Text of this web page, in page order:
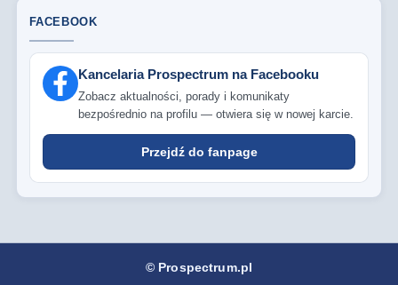
FACEBOOK
Kancelaria Prospectrum na Facebooku
Zobacz aktualności, porady i komunikaty
bezpośrednio na profilu — otwiera się w nowej karcie.
Przejdź do fanpage
© Prospectrum.pl